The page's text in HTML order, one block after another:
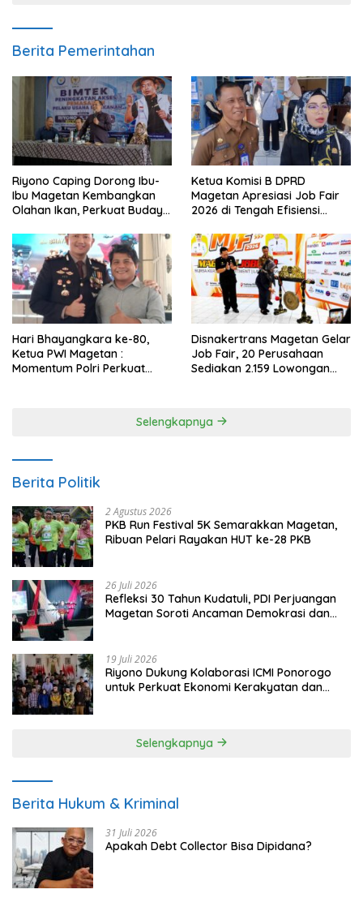
Berita Pemerintahan
Riyono Caping Dorong Ibu-
Ibu Magetan Kembangkan
Olahan Ikan, Perkuat Budaya
Ketua Komisi B DPRD
Magetan Apresiasi Job Fair
2026 di Tengah Efisiensi
Hari Bhayangkara ke-80,
Ketua PWI Magetan :
Momentum Polri Perkuat
Disnakertrans Magetan Gelar
Job Fair, 20 Perusahaan
Sediakan 2.159 Lowongan
Selengkapnya
Berita Politik
2 Agustus 2026
PKB Run Festival 5K Semarakkan Magetan,
Ribuan Pelari Rayakan HUT ke-28 PKB
26 Juli 2026
Refleksi 30 Tahun Kudatuli, PDI Perjuangan
Magetan Soroti Ancaman Demokrasi dan
19 Juli 2026
Riyono Dukung Kolaborasi ICMI Ponorogo
untuk Perkuat Ekonomi Kerakyatan dan
Selengkapnya
Berita Hukum & Kriminal
31 Juli 2026
Apakah Debt Collector Bisa Dipidana?